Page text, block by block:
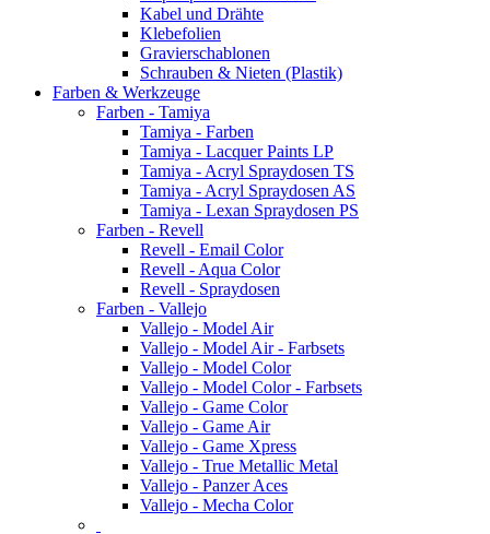
Kabel und Drähte
Klebefolien
Gravierschablonen
Schrauben & Nieten (Plastik)
Farben & Werkzeuge
Farben - Tamiya
Tamiya - Farben
Tamiya - Lacquer Paints LP
Tamiya - Acryl Spraydosen TS
Tamiya - Acryl Spraydosen AS
Tamiya - Lexan Spraydosen PS
Farben - Revell
Revell - Email Color
Revell - Aqua Color
Revell - Spraydosen
Farben - Vallejo
Vallejo - Model Air
Vallejo - Model Air - Farbsets
Vallejo - Model Color
Vallejo - Model Color - Farbsets
Vallejo - Game Color
Vallejo - Game Air
Vallejo - Game Xpress
Vallejo - True Metallic Metal
Vallejo - Panzer Aces
Vallejo - Mecha Color